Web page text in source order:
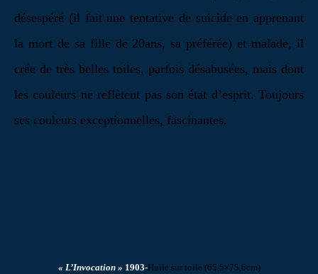
désespéré (il fait une tentative de suicide en apprenant
la mort de sa fille de 20ans, sa préférée) et malade, il
crée de très belles toiles, parfois désabusées, mais dont
les couleurs ne reflètent pas son état d’esprit. Toujours
ses couleurs exceptionnelles, fascinantes.
« L’Invocation » 1903-Huile sur toile (65,5×75,6cm)